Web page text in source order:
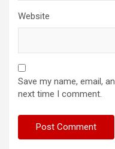
Website
Save my name, email,
next time I comment.